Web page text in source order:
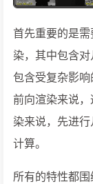
首先重要的是
染，其中包含
包含受复杂影
前向渲染来说
染来说，先进
计算。
所有的特性都围